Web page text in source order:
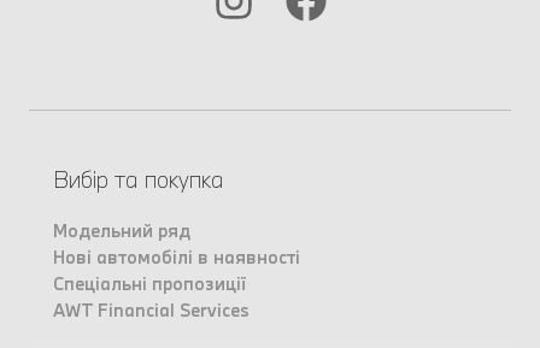
Вибір та покупка
Модельний ряд
Нові автомобілі в наявності
Спеціальні пропозиції
AWT Financial Services